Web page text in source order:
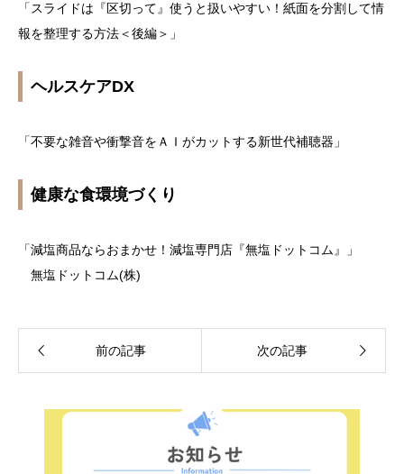
「スライドは『区切って』使うと扱いやすい！紙面を分割して情
報を整理する方法＜後編＞」
ヘルスケアDX
「不要な雑音や衝撃音をＡＩがカットする新世代補聴器」
健康な食環境づくり
「減塩商品ならおまかせ！減塩専門店『無塩ドットコム』」
無塩ドットコム(株)
前の記事 次の記事